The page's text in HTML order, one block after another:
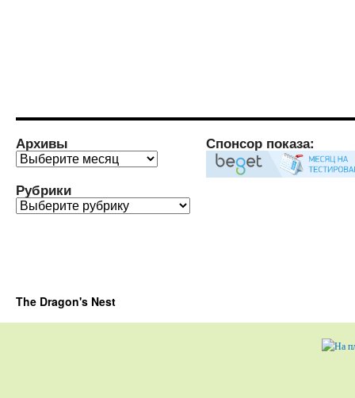
Архивы
Архивы
Рубрики
Рубрики
Спонсор показа:
The Dragon's Nest